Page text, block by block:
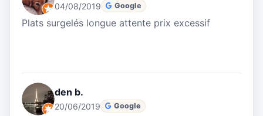
04/08/2019 Google
Plats surgelés longue attente prix excessif
den b.
20/06/2019 Google